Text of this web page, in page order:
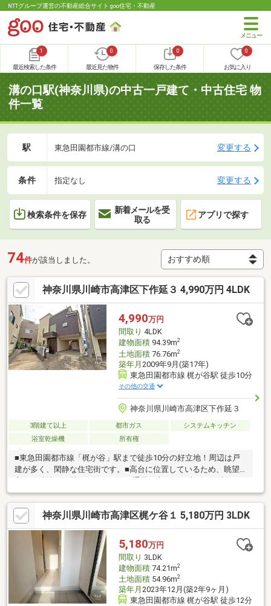
NTTグループ運営の不動産総合サイト goo住宅・不動産
1
最近検索した条件
0
最近見た物件
0
保存した条件
0
お気に入り
溝の口駅(神奈川県)の中古一戸建て・中古住宅 物
件一覧
駅 東急田園都市線/溝の口 変更する
条件 指定なし 変更する
検索条件を保存
新着メールを受
取る
アプリで探す
74件が該当しました。
神奈川県川崎市高津区下作延３ 4,990万円 4LDK
4,990万円
間取り 4LDK
建物面積94.39m2
土地面積76.76m2
築年月 2009年9月(築17年)
東急田園都市線 梶が谷駅 徒歩10分
その他の交通
神奈川県川崎市高津区下作延３
3階建て以上 都市ガス
システムキッチン
浴室乾燥機
所有権
■東急田園都市線「梶が谷」駅まで徒歩10分の好立地！周辺は戸
建が多く、閑静な住宅街です。■高台に位置しているため、眺望
す！■庭付き！家庭菜園も楽しめます！■2階に水回り一式がそろ
った間取り！家事動線に優れた仕様です。2階にバルコニーもある
ため、洗濯物を干すのも楽ちんです。■浴室、洗面室、トイレに
窓有！換気も良好です。＊＊個人事業主の方や会社経営者の方な
ど住宅ローンにご不安がある方＊＊弊社には専属のファイナンシ
ャルプランナーがいるため、住宅ローンにご不安がある方もご安
心下さい。
神奈川県川崎市高津区梶ケ谷１ 5,180万円 3LDK
5,180万円
間取り 3LDK
建物面積74.21m2
土地面積54.96m2
築年月 2023年12月(築2年9ヶ月)
東急田園都市線 梶が谷駅 徒歩12分